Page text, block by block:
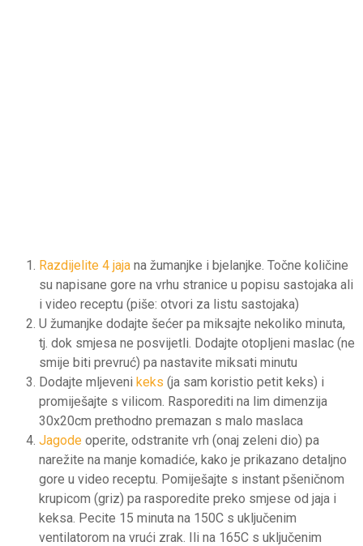
Razdijelite 4 jaja na žumanjke i bjelanjke. Točne količine
su napisane gore na vrhu stranice u popisu sastojaka ali
i video receptu (piše: otvori za listu sastojaka)
U žumanjke dodajte šećer pa miksajte nekoliko minuta,
tj. dok smjesa ne posvijetli. Dodajte otopljeni maslac (ne
smije biti prevruć) pa nastavite miksati minutu
Dodajte mljeveni keks (ja sam koristio petit keks) i
promiješajte s vilicom. Rasporediti na lim dimenzija
30x20cm prethodno premazan s malo maslaca
Jagode operite, odstranite vrh (onaj zeleni dio) pa
narežite na manje komadiće, kako je prikazano detaljno
gore u video receptu. Pomiješajte s instant pšeničnom
krupicom (griz) pa rasporedite preko smjese od jaja i
keksa. Pecite 15 minuta na 150C s uključenim
ventilatorom na vrući zrak. Ili na 165C s uključenim